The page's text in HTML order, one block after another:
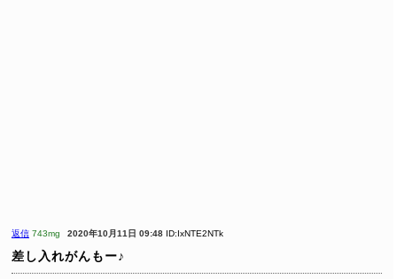
返信 743mg 2020年10月11日 09:48 ID:IxNTE2NTk
差し入れがんもー♪